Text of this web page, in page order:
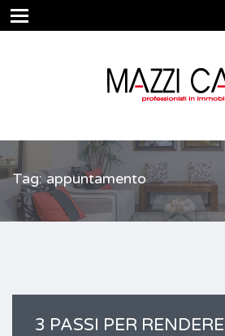
Tag: appuntamento
3 PASSI PER RENDERE